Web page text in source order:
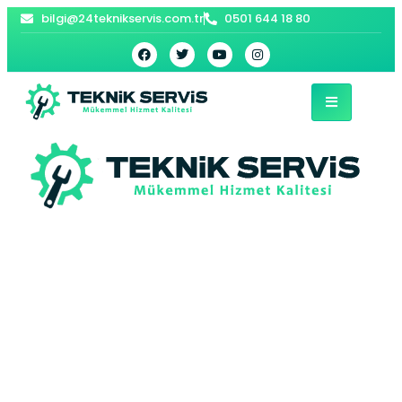
bilgi@24teknikservis.com.tr 0501 644 18 80